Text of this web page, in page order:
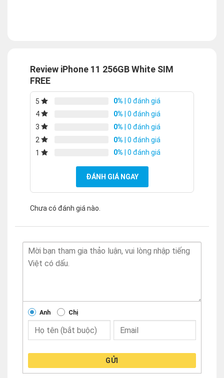
Review iPhone 11 256GB White SIM
FREE
5 0% | 0 đánh giá
4
0% | 0 đánh giá
3
0% | 0 đánh giá
2
0% | 0 đánh giá
1
0% | 0 đánh giá
ĐÁNH GIÁ NGAY
Chưa có đánh giá nào.
Anh Chị
GỬI